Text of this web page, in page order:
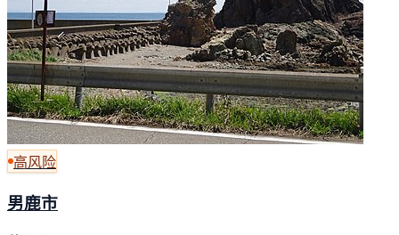
高风险
男鹿市